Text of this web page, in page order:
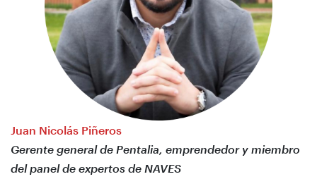
Juan Nicolás Piñeros
Gerente general de Pentalia, emprendedor y miembro
del panel de expertos de NAVES